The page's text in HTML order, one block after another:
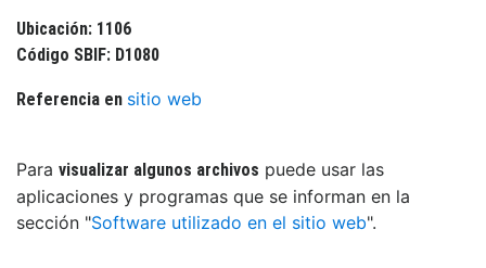
Ubicación: 1106
Código SBIF: D1080
Referencia en sitio web
Para visualizar algunos archivos puede usar las
aplicaciones y programas que se informan en la
sección "Software utilizado en el sitio web".